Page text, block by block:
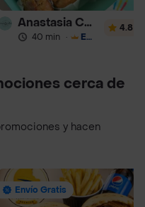
Anastasia Cookies
40 min · ENVÍO GRATIS
4.8
cerca de
y hacen
Envío Gratis